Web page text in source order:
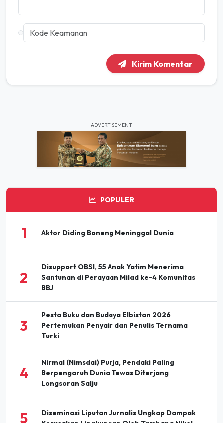
Kirim Komentar
ADVERTISEMENT
POPULER
1 Aktor Diding Boneng Meninggal Dunia
2
Disupport OBSI, 55 Anak Yatim Menerima
Santunan di Perayaan Milad ke-4 Komunitas
BBJ
3
Pesta Buku dan Budaya Elbistan 2026
Pertemukan Penyair dan Penulis Ternama
Turki
4
Nirmal (Nimsdai) Purja, Pendaki Paling
Berpengaruh Dunia Tewas Diterjang
Longsoran Salju
5
Diseminasi Liputan Jurnalis Ungkap Dampak